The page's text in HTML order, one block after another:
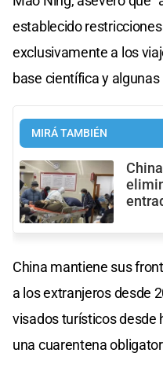
establecido
exclusivamente a los
base científica y
MIRÁ TAMBIÉN
China mantiene sus
a los extranjeros desde
visados turísticos desde
una cuarentena